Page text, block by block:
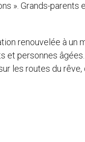
». Grands-parents
renouvelée à un
et personnes âgées.
les routes du rêve,